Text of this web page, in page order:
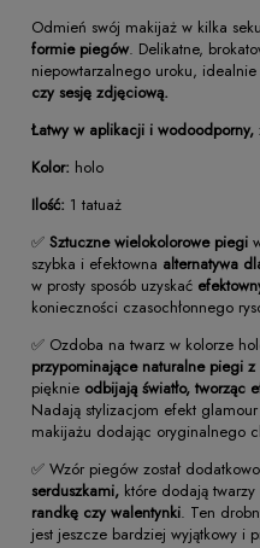
Odmień swój makijaż w kilka
formie piegów. Delikatne,
niepowtarzalnego uroku,
czy sesję zdjęciową.
Łatwy w aplikacji i wodoodporny,
Kolor: holo
Ilość: 1 tatuaż
✅ Sztuczne wielokolorowe piegi
szybka i efektowna alternatywa
w prosty sposób uzyskać
konieczności czasochłonnego
✅ Ozdoba na twarz w kolorze
przypominające naturalne piegi
pięknie odbijają światło, tworząc
Nadają stylizacjom efekt glamour
makijażu dodając oryginalnego
✅ Wzór piegów został
serduszkami, które dodają twarzy
randkę czy walentynki. Ten
jest jeszcze bardziej wyjątkowy i